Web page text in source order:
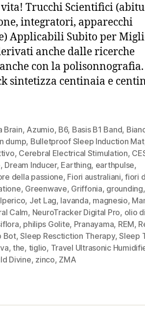
Trucchi Scientifici
integratori, apparecchi
Applicabili Subito per
anche dalle ricerche
con la
sintetizza centinaia e
Brain, Azumio, B6, Basis B1 Band,
dump, Bulletproof Sleep Induction Mat
, Cerebral Electrical Stimulation,
, Dream Inducer, Earthing, earthpulse,
della passione, Fiori australiani,fiori
, Greenwave, Griffonia, grounding,
Iperico, Jet Lag, lavanda, magnesio,
Calm, NeuroTracker Digital Pro, olio
, philips Golite, Pranayama, REM,
Bot,Sleep Resctiction Therapy,Sleep
, the, tiglio, Travel Ultrasonic
Divine, zinco, ZMA